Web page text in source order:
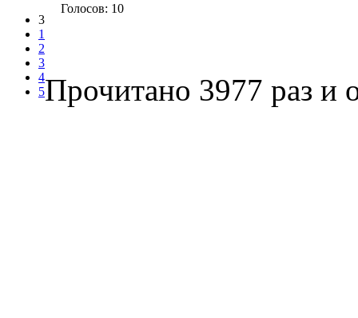
3
1
2
3
4
5
Голосов: 10
Прочитано 3977 раз и